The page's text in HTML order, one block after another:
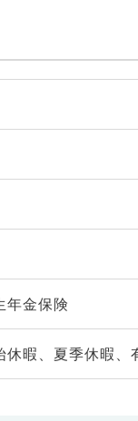
年金保険
暇、夏季休暇、